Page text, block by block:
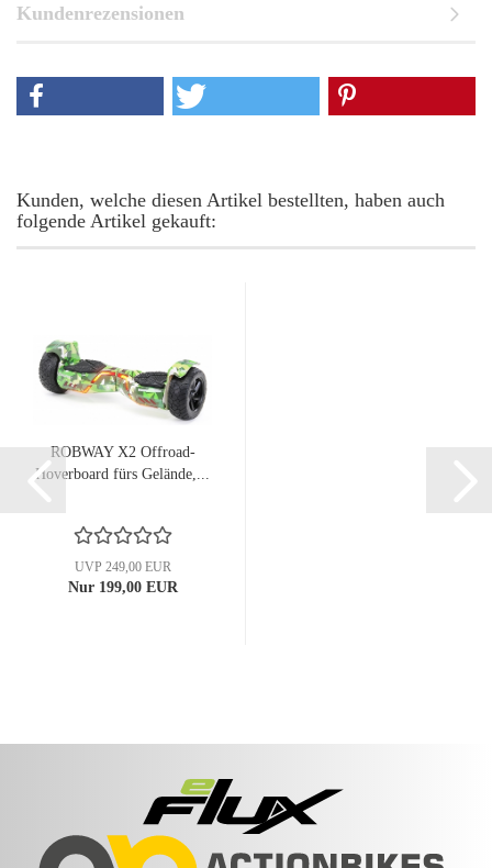
Kundenrezensionen
Kunden, welche diesen Artikel bestellten, haben auch
folgende Artikel gekauft:
ROBWAY X2 Offroad-
Hoverboard fürs Gelände,...
UVP 249,00 EUR
Nur 199,00 EUR